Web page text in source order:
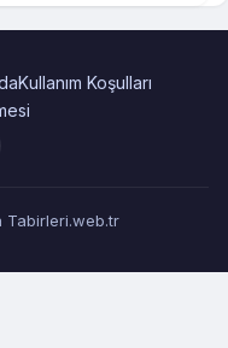
Kullanım Koşulları
Tabirleri.web.tr